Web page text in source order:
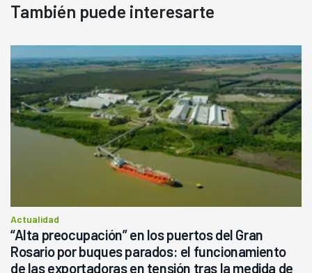
También puede interesarte
Actualidad
“Alta preocupación” en los puertos del Gran
Rosario por buques parados: el funcionamiento
de las exportadoras en tensión tras la medida de